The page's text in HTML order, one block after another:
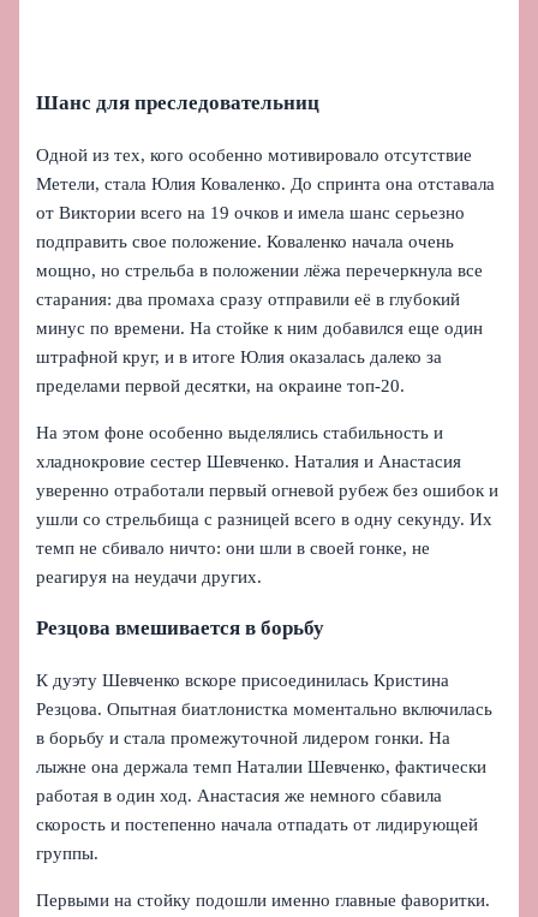
Шанс для преследовательниц
Одной из тех, кого особенно мотивировало отсутствие
Метели, стала Юлия Коваленко. До спринта она отставала
от Виктории всего на 19 очков и имела шанс серьезно
подправить свое положение. Коваленко начала очень
мощно, но стрельба в положении лёжа перечеркнула все
старания: два промаха сразу отправили её в глубокий
минус по времени. На стойке к ним добавился еще один
штрафной круг, и в итоге Юлия оказалась далеко за
пределами первой десятки, на окраине топ-20.
На этом фоне особенно выделялись стабильность и
хладнокровие сестер Шевченко. Наталия и Анастасия
уверенно отработали первый огневой рубеж без ошибок и
ушли со стрельбища с разницей всего в одну секунду. Их
темп не сбивало ничто: они шли в своей гонке, не
реагируя на неудачи других.
Резцова вмешивается в борьбу
К дуэту Шевченко вскоре присоединилась Кристина
Резцова. Опытная биатлонистка моментально включилась
в борьбу и стала промежуточной лидером гонки. На
лыжне она держала темп Наталии Шевченко, фактически
работая в один ход. Анастасия же немного сбавила
скорость и постепенно начала отпадать от лидирующей
группы.
Первыми на стойку подошли именно главные фаворитки.